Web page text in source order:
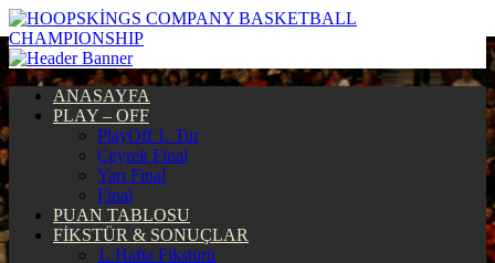
ANASAYFA
PLAY – OFF
PlayOff 1. Tur
Çeyrek Final
Yarı Final
Final
PUAN TABLOSU
FİKSTÜR & SONUÇLAR
1. Hafta Fikstürü